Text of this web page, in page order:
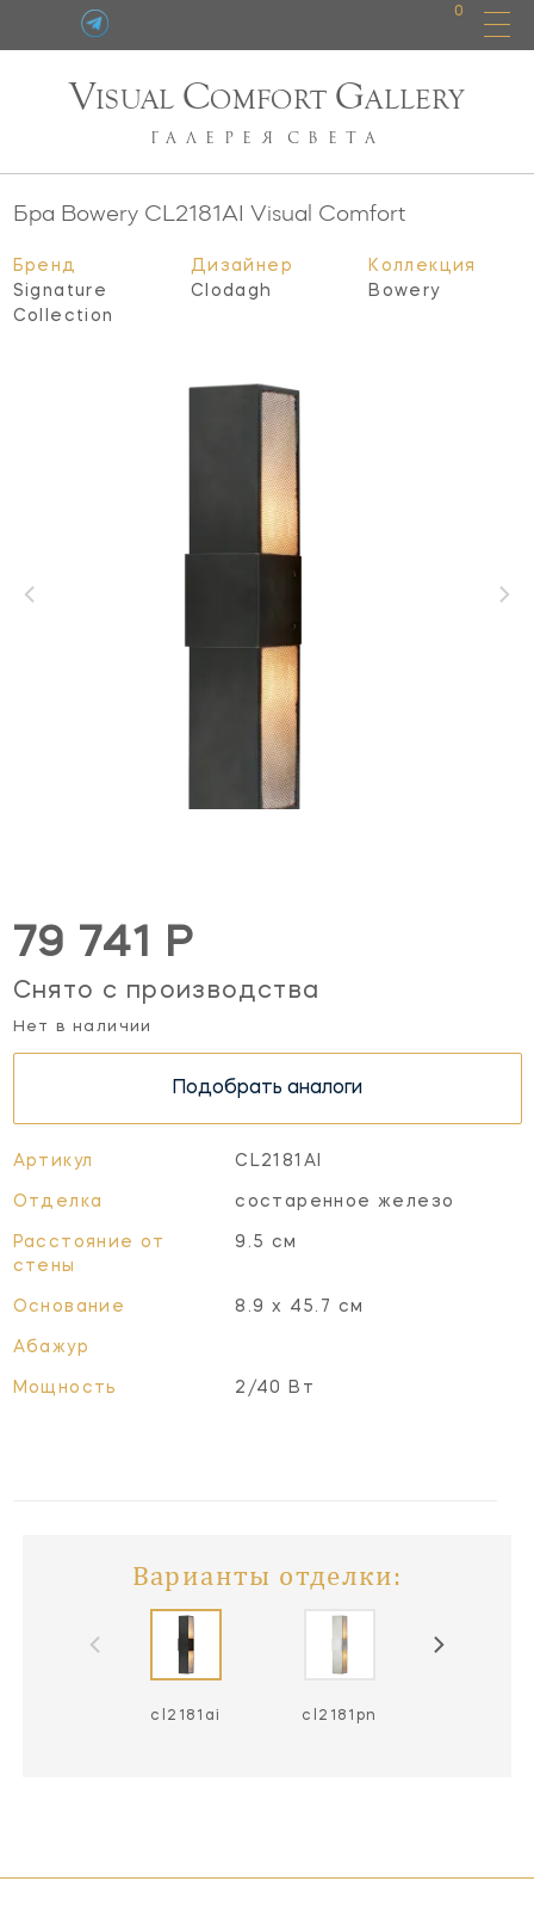
0
VISUAL COMFORT GALLERY
ГАЛЕРЕЯ СВЕТА
Бра Bowery CL2181AI Visual Comfort
Бренд
Signature
Collection
Дизайнер
Clodagh
Коллекция
Bowery
79 741 Р
Снято с производства
Нет в наличии
Подобрать аналоги
Артикул CL2181AI
Отделка состаренное железо
Расстояние от
стены
9.5 см
Основание 8.9 x 45.7 см
Абажур
Мощность 2/40 Вт
Варианты отделки:
cl2181ai cl2181pn